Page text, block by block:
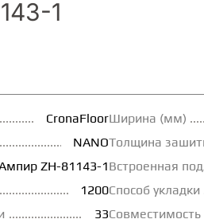
1
CronaFloor
NANO
ZH-81143-1
1200
33
Ширина (мм)
Толщина
Встроенная
Способ укладки